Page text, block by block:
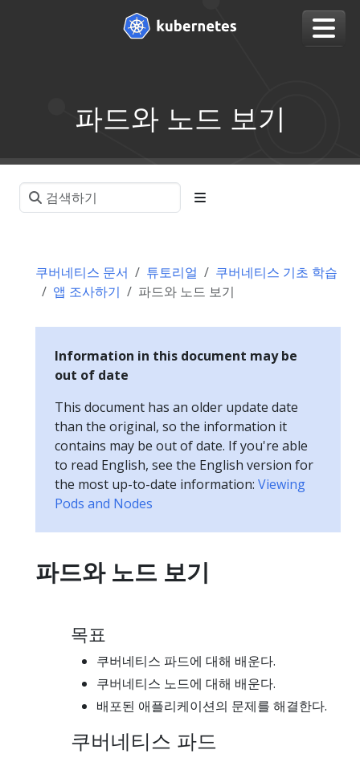
파드와 노드 보기
쿠버네티스 문서 튜토리얼
쿠버네티스 기초 학습
앱 조사하기
파드와 노드 보기
Information in this document may be
out of date
This document has an older update date
than the original, so the information it
contains may be out of date. If you're able
to read English, see the English version for
the most up-to-date information: Viewing
Pods and Nodes
파드와 노드 보기
목표
쿠버네티스 파드에 대해 배운다.
쿠버네티스 노드에 대해 배운다.
배포된 애플리케이션의 문제를 해결한다.
쿠버네티스 파드